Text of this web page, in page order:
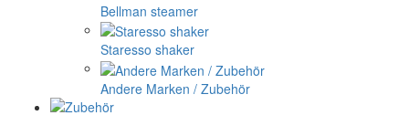
Bellman steamer
Staresso shaker
Andere Marken / Zubehör